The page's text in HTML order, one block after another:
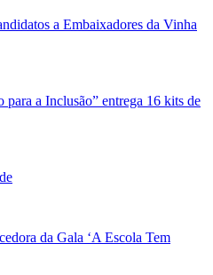
a Embaixadores da Vinha
para a Inclusão” entrega 16 kits de
da Gala ‘A Escola Tem